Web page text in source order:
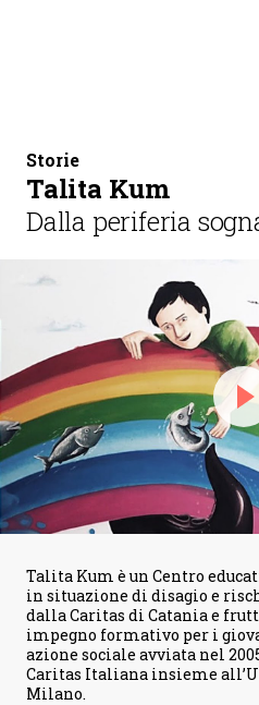
Storie
Talita Kum
Dalla periferia
Talita Kum è un Centro
in situazione di disagio e
dalla Caritas di Catania e
impegno formativo per i
azione sociale avviata nel
Caritas Italiana insieme
Milano.